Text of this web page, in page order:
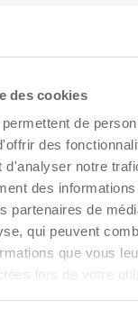
des cookies
de
des
d'analyser notre
des
partenaires de
qui peuvent
que vous
lors de votre
assurances
aux assurances de
a driving licence
in the